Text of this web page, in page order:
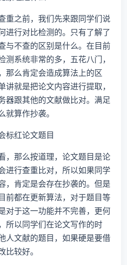
重之前，我们先来跟同学们说
进行对比检测的。只有了解了
与不查的区别是什么。在目前
测系统非常的多，五花八门，
那么肯定会造成算法上的区
讲就是把论文内容进行提取，
器跟其他的文献做比对。满足
就算作抄袭。
标红论文题目
，那么按道理，论文题目是论
进行查重比对，所以如果同学
，肯定是会存在抄袭的。但是
前都在更新算法，对于题目等
对于这一功能并不完善，更何
所以同学们在论文写作的时
人文献的题目，如果硬是要借
比较好。